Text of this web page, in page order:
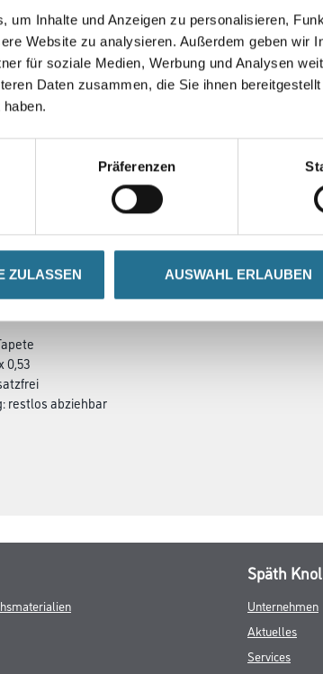
um Inhalte und Anzeigen zu personalisieren,
Website zu analysieren. Außerdem geben wir
für soziale Medien, Werbung und Analysen
Daten zusammen, die Sie ihnen
Präferenzen
ZULASSEN AUSWAHL ERLAUBEN
GEFAHRENHINWEISE
0,53
restlos abziehbar
Späth
Unternehmen
Aktuelles
Services